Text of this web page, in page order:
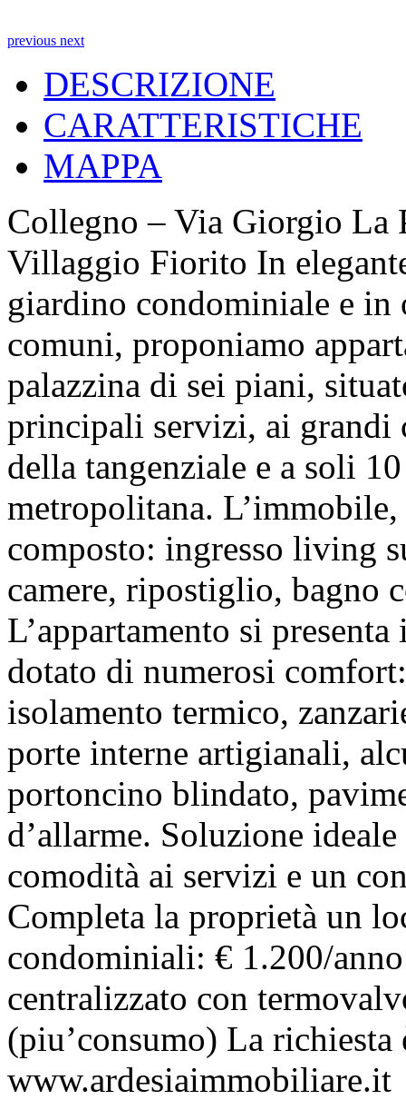
previous next
DESCRIZIONE
CARATTERISTICHE
MAPPA
Collegno – Via Giorgio La
Villaggio Fiorito In
giardino condominiale e
comuni, proponiamo
palazzina di sei piani,
principali servizi, ai grandi
della tangenziale e a soli
metropolitana.
composto: ingresso living
camere, ripostiglio, bagno
L’appartamento si
dotato di numerosi
isolamento termico,
porte interne artigianali,
portoncino blindato,
d’allarme. Soluzione
comodità ai servizi e un
Completa la proprietà un
condominiali: € 1.200/
centralizzato con
(piu’consumo) La
www.ardesiaimmobiliare.it